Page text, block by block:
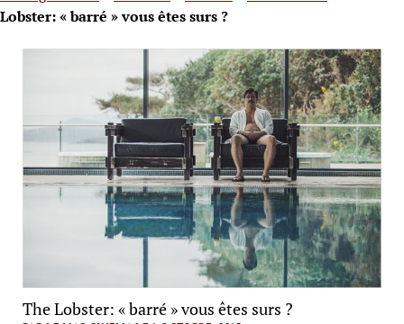
Lobster: « barré » vous êtes surs ?
The Lobster: « barré » vous êtes surs ?